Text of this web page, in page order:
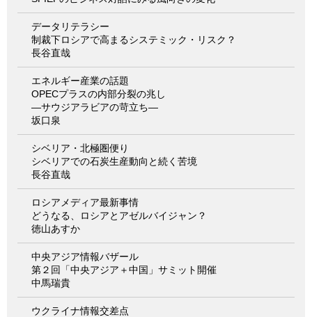
データリテラシー
制裁下ロシアで高まるシステミック・リスク？
長谷直哉
エネルギー産業の話題
OPECプラスの内部分裂の兆し
―サウジアラビアの苛立ち―
坂口泉
シベリア・北極圏便り
シベリアでの石炭生産動向と続く苦境
長谷直哉
ロシアメディア最新事情
どうなる、ロシアとアゼルバイジャン？
徳山あすか
中央アジア情報バザール
第２回「中央アジア＋中国」サミット開催
中馬瑞貴
ウクライナ情報交差点